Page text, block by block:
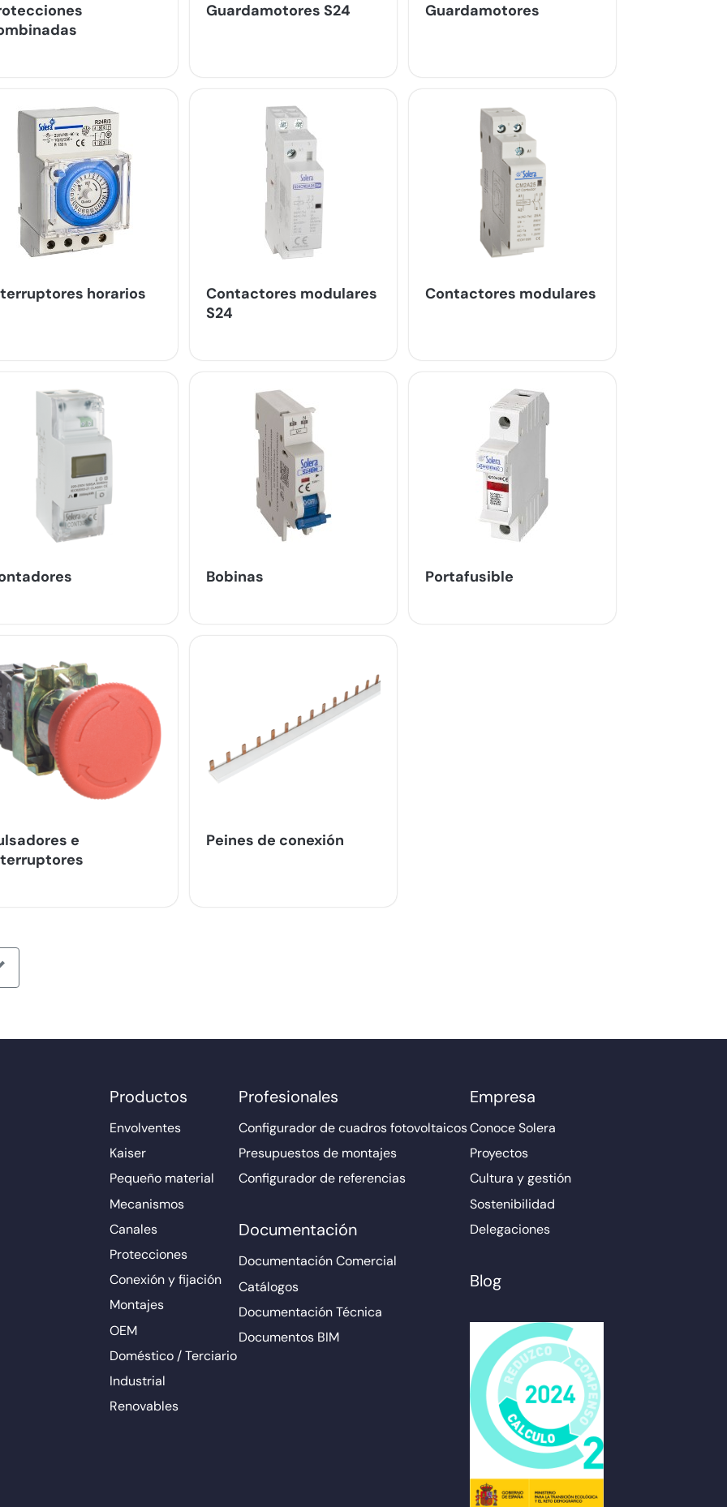
Guardamotores S24 Guardamotores
horarios
Contactores modulares
S24
Contactores modulares
Bobinas Portafusible
e
Peines de conexión
Productos
Envolventes
Kaiser
Pequeño material
Mecanismos
Canales
Protecciones
Conexión y fijación
Montajes
OEM
Doméstico / Terciario
Industrial
Renovables
Profesionales
Configurador de cuadros fotovoltaicos
Presupuestos de montajes
Configurador de referencias
Documentación
Documentación Comercial
Catálogos
Documentación Técnica
Documentos BIM
Empresa
Conoce Solera
Proyectos
Cultura y gestión
Sostenibilidad
Delegaciones
Blog